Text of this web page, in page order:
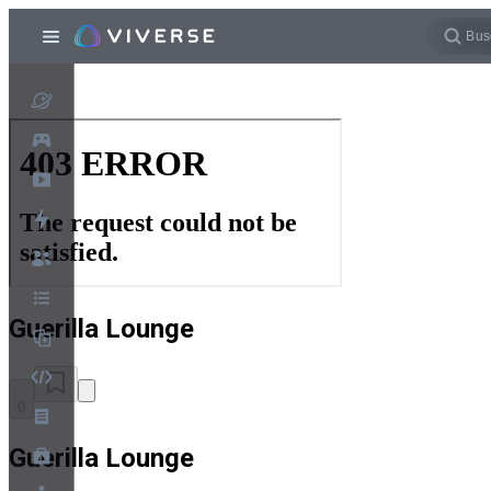
Guerilla Lounge
Guerilla Lounge